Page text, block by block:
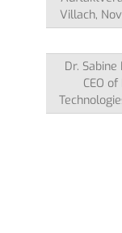
Villach,
Dr.
CEO